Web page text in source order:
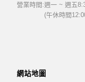
營業時間:週一 ~ 週五
(午休時間
網站地圖